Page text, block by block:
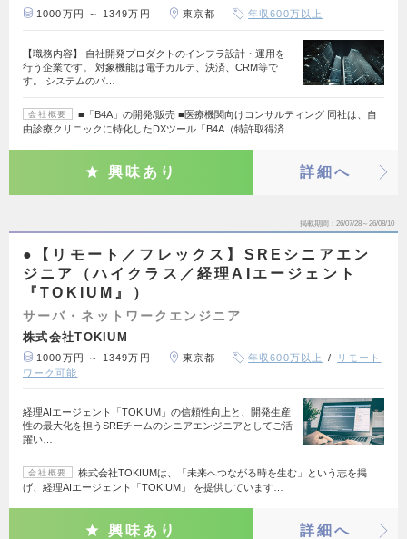
1000万円 ～ 1349万円 東京都 年収600万以上
【職務内容】 自社開発プロダクトのインフラ設計・運用を
行う企業です。 対象機能は電子カルテ、決済、CRM等で
す。 システムのパ…
会社概要
■「B4A」の開発/販売 ■医療機関向けコンサルティング 同社は、自
由診療クリニックに特化したDXツール「B4A（特許取得済…
興味あり 詳細へ
掲載期間 26/07/28～26/08/10
●【リモート／フレックス】SREシニアエン
ジニア（ハイクラス／経理AIエージェント
『TOKIUM』）
サーバ・ネットワークエンジニア
株式会社TOKIUM
1000万円 ～ 1349万円 東京都 年収600万以上
リモート
ワーク可能
経理AIエージェント「TOKIUM」の信頼性向上と、開発生産
性の最大化を担うSREチームのシニアエンジニアとしてご活
躍い…
会社概要
株式会社TOKIUMは、「未来へつながる時を生む」という志を掲
げ、経理AIエージェント「TOKIUM」 を提供しています…
興味あり 詳細へ